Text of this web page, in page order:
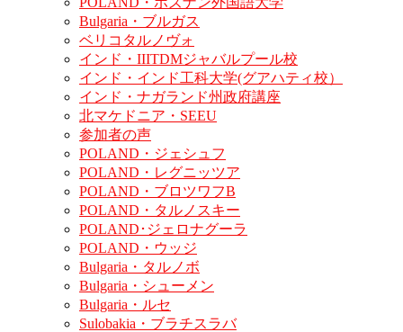
Bulgaria・ブルガス
ベリコタルノヴォ
インド・IIITDMジャバルプール校
インド・インド工科大学(グアハティ校）
インド・ナガランド州政府講座
北マケドニア・SEEU
参加者の声
POLAND・ジェシュフ
POLAND・レグニッツア
POLAND・ブロツワフB
POLAND・タルノスキー
POLAND･ジェロナグーラ
POLAND・ウッジ
Bulgaria・タルノボ
Bulgaria・シューメン
Bulgaria・ルセ
Sulobakia・ブラチスラバ